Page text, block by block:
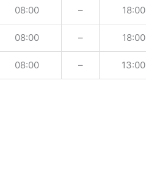
08:00 – 18:00
08:00 – 18:00
08:00 – 13:00